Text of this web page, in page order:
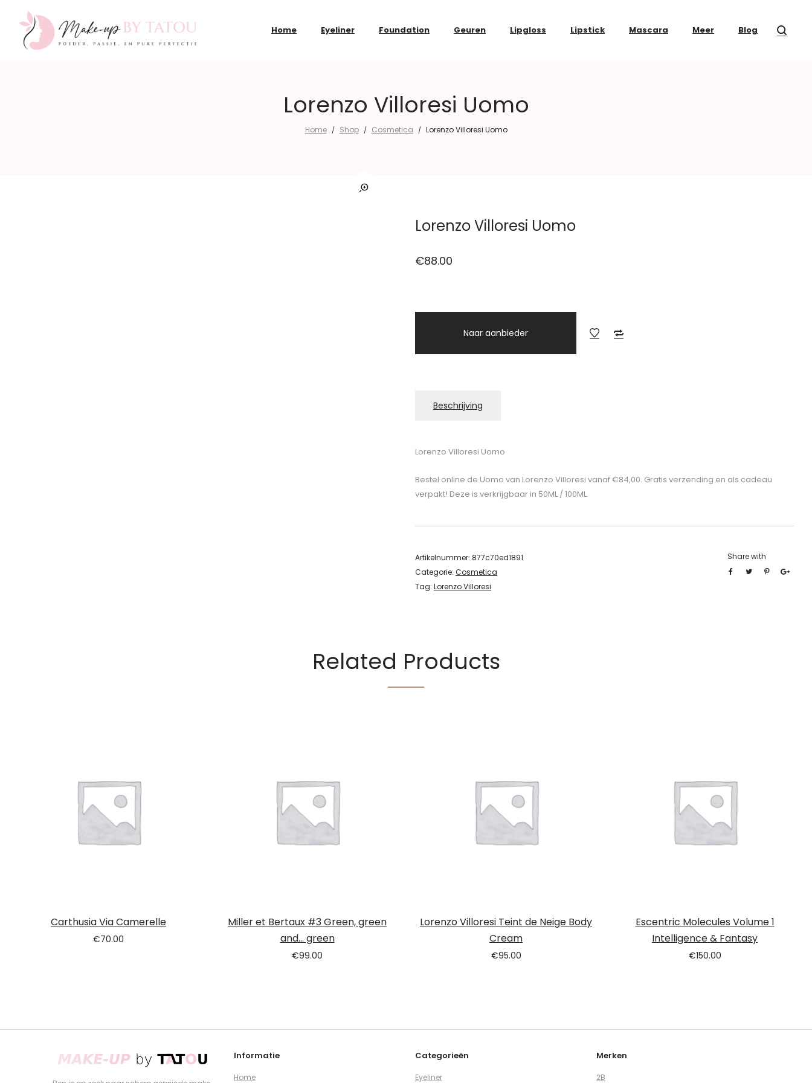
Home Eyeliner Foundation Geuren Lipgloss Lipstick Mascara Meer Blog
Lorenzo Villoresi Uomo
Home / Shop / Cosmetica / Lorenzo Villoresi Uomo
Lorenzo Villoresi Uomo
€88.00
Naar aanbieder
Beschrijving
Lorenzo Villoresi Uomo
Bestel online de Uomo van Lorenzo Villoresi vanaf €84,00. Gratis verzending en als cadeau
verpakt! Deze is verkrijgbaar in 50ML / 100ML.
Artikelnummer: 877c70ed1891
Categorie: Cosmetica
Tag: Lorenzo Villoresi
Share with
Related Products
Carthusia Via Camerelle
€70.00
Miller et Bertaux #3 Green, green
and… green
€99.00
Lorenzo Villoresi Teint de Neige Body
Cream
€95.00
Escentric Molecules Volume 1
Intelligence & Fantasy
€150.00
Informatie
Home
Categorieën
Eyeliner
Merken
2B